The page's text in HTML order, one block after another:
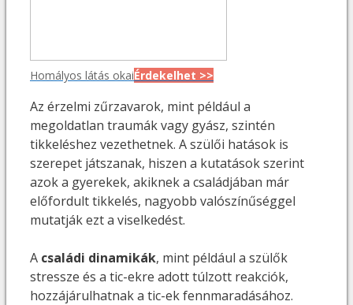
Homályos látás okaiÉrdekelhet >>
Az érzelmi zűrzavarok, mint például a
megoldatlan traumák vagy gyász, szintén
tikkeléshez vezethetnek. A szülői hatások is
szerepet játszanak, hiszen a kutatások szerint
azok a gyerekek, akiknek a családjában már
előfordult tikkelés, nagyobb valószínűséggel
mutatják ezt a viselkedést.
A családi dinamikák, mint például a szülők
stressze és a tic-ekre adott túlzott reakciók,
hozzájárulhatnak a tic-ek fennmaradásához.